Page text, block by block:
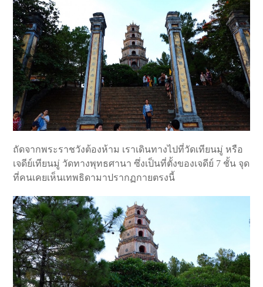
ถัดจากพระราชวังต้องห้าม เราเดินทางไปที่วัดเทียนมู่ หรือ
เจดีย์เทียนมู่ วัดทางพุทธศานา ซึ่งเป็นที่ตั้งของเจดีย์ 7 ชั้น จุด
ที่คนเคยเห็นเทพธิดามาปรากฏกายตรงนี้